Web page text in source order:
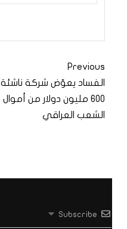
Previous
الفساد يعوّض شركة ناشئة
600 مليون دولار من أموال
الشعب العراقي
Subscribe